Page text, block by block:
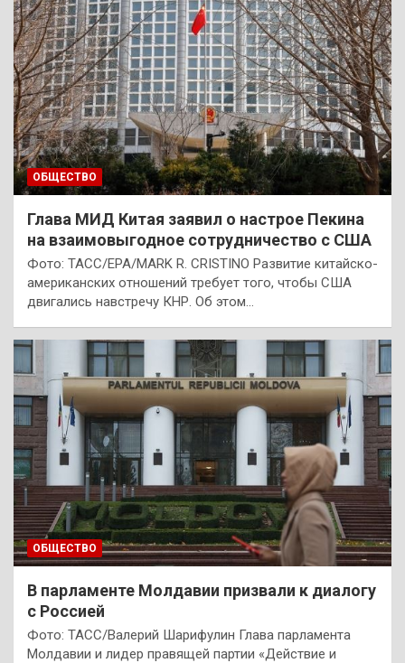
ОБЩЕСТВО
Глава МИД Китая заявил о настрое Пекина
на взаимовыгодное сотрудничество с США
Фото: ТАСС/EPA/MARK R. CRISTINO Развитие китайско-
американских отношений требует того, чтобы США
двигались навстречу КНР. Об этом…
ОБЩЕСТВО
В парламенте Молдавии призвали к диалогу
с Россией
Фото: ТАСС/Валерий Шарифулин Глава парламента
Молдавии и лидер правящей партии «Действие и